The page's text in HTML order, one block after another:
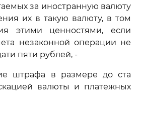
за иностранную валюту
их в такую валюту, в том
этими ценностями, если
незаконной операции не
пяти рублей, -
штрафа в размере до ста
валюты и платежных